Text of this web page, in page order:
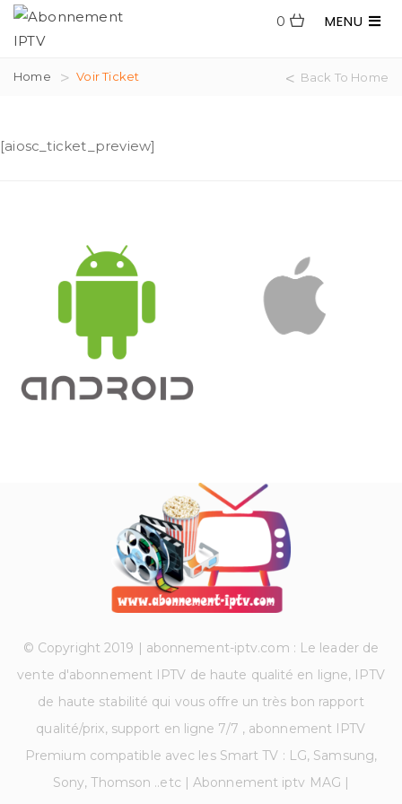
MENU
0
Home Voir Ticket Back To Home
[aiosc_ticket_preview]
© Copyright 2019 | abonnement-iptv.com : Le leader de
vente d'abonnement IPTV de haute qualité en ligne, IPTV
de haute stabilité qui vous offre un très bon rapport
qualité/prix, support en ligne 7/7 , abonnement IPTV
Premium compatible avec les Smart TV : LG, Samsung,
Sony, Thomson ..etc | Abonnement iptv MAG |